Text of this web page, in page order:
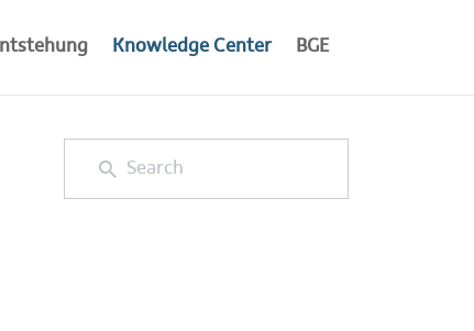
Knowledge Center BGE